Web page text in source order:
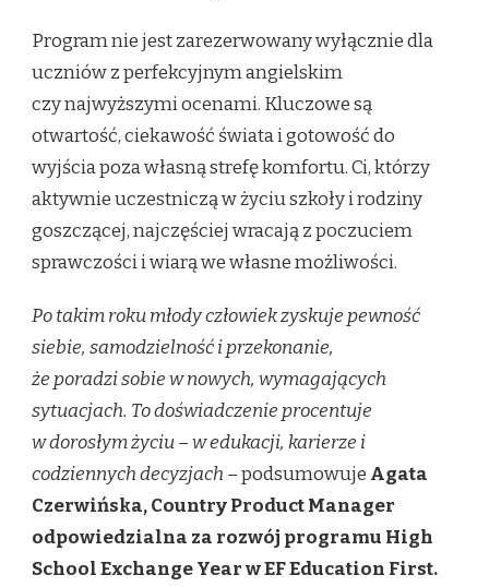
Program nie jest zarezerwowany wyłącznie dla
uczniów z perfekcyjnym angielskim
czy najwyższymi ocenami. Kluczowe są
otwartość, ciekawość świata i gotowość do
wyjścia poza własną strefę komfortu. Ci, którzy
aktywnie uczestniczą w życiu szkoły i rodziny
goszczącej, najczęściej wracają z poczuciem
sprawczości i wiarą we własne możliwości.
Po takim roku młody człowiek zyskuje pewność
siebie, samodzielność i przekonanie,
że poradzi sobie w nowych, wymagających
sytuacjach. To doświadczenie procentuje
w dorosłym życiu – w edukacji, karierze i
codziennych decyzjach – podsumowuje Agata
Czerwińska, Country Product Manager
odpowiedzialna za rozwój programu High
School Exchange Yearw EF Education First.